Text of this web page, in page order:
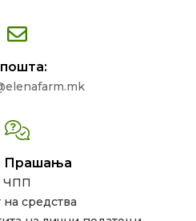
Прашања
ЧПП
средства